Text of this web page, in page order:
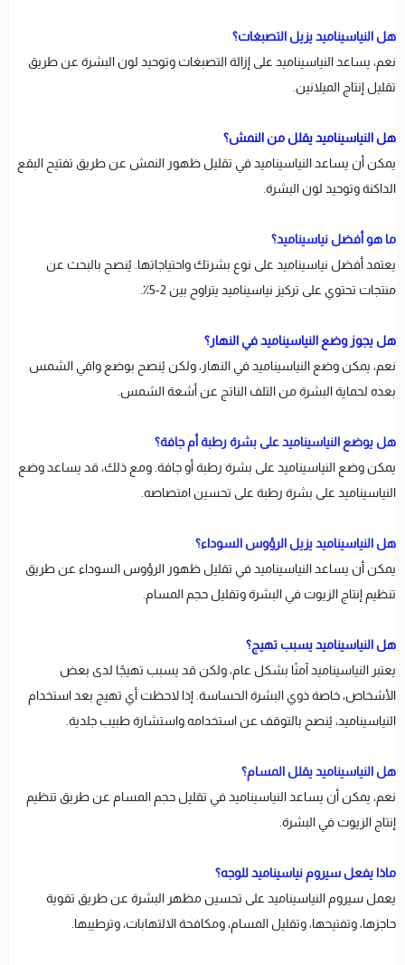
هل النياسيناميد يزيل التصبغات؟
نعم، يساعد النياسيناميد على إزالة التصبغات وتوحيد لون البشرة عن طريق
تقليل إنتاج الميلانين.
هل النياسيناميد يقلل من النمش؟
يمكن أن يساعد النياسيناميد في تقليل ظهور النمش عن طريق تفتيح البقع
الداكنة وتوحيد لون البشرة.
ما هو أفضل نياسيناميد؟
يعتمد أفضل نياسيناميد على نوع بشرتك واحتياجاتها. يُنصح بالبحث عن
منتجات تحتوي على تركيز نياسيناميد يتراوح بين 2-5٪.
هل يجوز وضع النياسيناميد في النهار؟
نعم، يمكن وضع النياسيناميد في النهار، ولكن يُنصح بوضع واقي الشمس
بعده لحماية البشرة من التلف الناتج عن أشعة الشمس.
هل يوضع النياسيناميد على بشرة رطبة أم جافة؟
يمكن وضع النياسيناميد على بشرة رطبة أو جافة. ومع ذلك، قد يساعد وضع
النياسيناميد على بشرة رطبة على تحسين امتصاصه.
هل النياسيناميد يزيل الرؤوس السوداء؟
يمكن أن يساعد النياسيناميد في تقليل ظهور الرؤوس السوداء عن طريق
تنظيم إنتاج الزيوت في البشرة وتقليل حجم المسام.
هل النياسيناميد يسبب تهيج؟
يعتبر النياسيناميد آمنًا بشكل عام، ولكن قد يسبب تهيجًا لدى بعض
الأشخاص، خاصة ذوي البشرة الحساسة. إذا لاحظت أي تهيج بعد استخدام
النياسيناميد، يُنصح بالتوقف عن استخدامه واستشارة طبيب جلدية.
هل النياسيناميد يقلل المسام؟
نعم، يمكن أن يساعد النياسيناميد في تقليل حجم المسام عن طريق تنظيم
إنتاج الزيوت في البشرة.
ماذا يفعل سيروم نياسيناميد للوجه؟
يعمل سيروم النياسيناميد على تحسين مظهر البشرة عن طريق تقوية
حاجزها، وتفتيحها، وتقليل المسام، ومكافحة الالتهابات، وترطيبها.